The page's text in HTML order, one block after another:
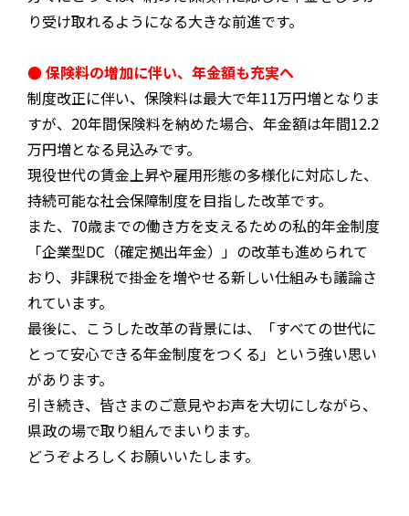
り受け取れるようになる大きな前進です。
● 保険料の増加に伴い、年金額も充実へ
制度改正に伴い、保険料は最大で年11万円増となりま
すが、20年間保険料を納めた場合、年金額は年間12.2
万円増となる見込みです。
現役世代の賃金上昇や雇用形態の多様化に対応した、
持続可能な社会保障制度を目指した改革です。
また、70歳までの働き方を支えるための私的年金制度
「企業型DC（確定拠出年金）」の改革も進められて
おり、非課税で掛金を増やせる新しい仕組みも議論さ
れています。
最後に、こうした改革の背景には、「すべての世代に
とって安心できる年金制度をつくる」という強い思い
があります。
引き続き、皆さまのご意見やお声を大切にしながら、
県政の場で取り組んでまいります。
どうぞよろしくお願いいたします。